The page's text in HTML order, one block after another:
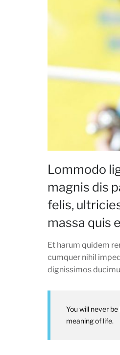
Lommodo
magnis dis
felis,
massa quis
Et harum quidem
cumquer nihil
dignissimos
You will never
meaning of life.